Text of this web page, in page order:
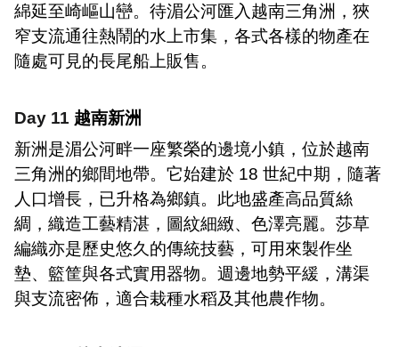
綿延至崎嶇山巒。待湄公河匯入越南三角洲，狹
窄支流通往熱鬧的水上市集，各式各樣的物產在
隨處可見的長尾船上販售。
Day 11 越南新洲
新洲是湄公河畔一座繁榮的邊境小鎮，位於越南
三角洲的鄉間地帶。它始建於 18 世紀中期，隨著
人口增長，已升格為鄉鎮。此地盛產高品質絲
綢，織造工藝精湛，圖紋細緻、色澤亮麗。莎草
編織亦是歷史悠久的傳統技藝，可用來製作坐
墊、籃筐與各式實用器物。週邊地勢平緩，溝渠
與支流密佈，適合栽種水稻及其他農作物。